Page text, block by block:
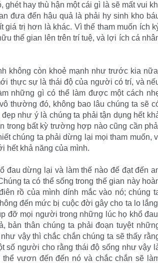
hay thù hận một cái gì là sẽ mất vui
đưa đến hậu quả là phải hy sinh kho
giá trị hơn là khác. Vì thế tham muốn ích
thế gian lên trên trí tuệ, và lợi ích cá
không còn khoẻ mạnh như trước kia
thực sự là thái độ của người có trí, và
những gì có thể làm được một cách
thường đó, không bao lâu chúng ta sẽ
như ý là chúng ta phải tận dụng hết
trong bất kỳ trường hợp nào cũng cần
chúng ta phải dừng lại mọi tham muốn,
hết khả năng của mình.
đau dừng lại và làm thế nào để đạt đến
ta có thể sống trong thế gian này
rồ của mình dính mắc vào nó; chúng
đến mức bị cuộc đời gây cho ta lo
đỡ mọi người trong những lúc họ khổ
bản thân chúng ta phải đoạn tuyệt
vậy thì chắc chắn chúng ta sẽ thấy
số người cho rằng thái độ sống như vậy
vươn đến đến nó và chắc chắn sẽ